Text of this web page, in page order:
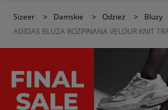
Sizeer > Damskie > Odzież > Bluzy
ADIDAS BLUZA ROZPINANA VELOUR KNIT